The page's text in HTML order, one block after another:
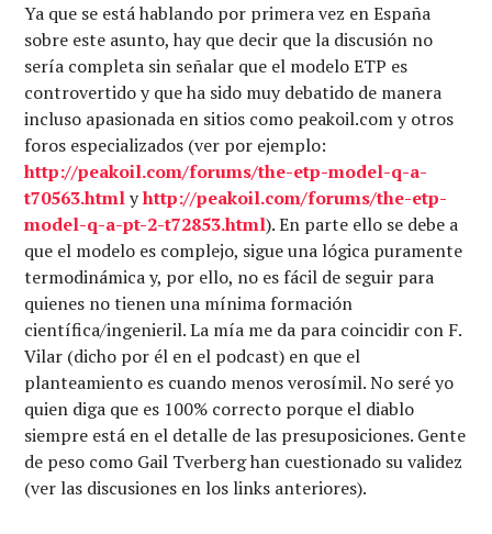
Ya que se está hablando por primera vez en España
sobre este asunto, hay que decir que la discusión no
sería completa sin señalar que el modelo ETP es
controvertido y que ha sido muy debatido de manera
incluso apasionada en sitios como peakoil.com y otros
foros especializados (ver por ejemplo:
http://peakoil.com/forums/the-etp-model-q-a-
t70563.htmlyhttp://peakoil.com/forums/the-etp-
model-q-a-pt-2-t72853.html). En parte ello se debe a
que el modelo es complejo, sigue una lógica puramente
termodinámica y, por ello, no es fácil de seguir para
quienes no tienen una mínima formación
científica/ingenieril. La mía me da para coincidir con F.
Vilar (dicho por él en el podcast) en que el
planteamiento es cuando menos verosímil. No seré yo
quien diga que es 100% correcto porque el diablo
siempre está en el detalle de las presuposiciones. Gente
de peso como Gail Tverberg han cuestionado su validez
(ver las discusiones en los links anteriores).